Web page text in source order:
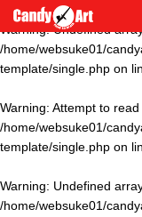
Warning: Undefined
/home/websuke01/
template/single.php on
Warning: Attempt to
/home/websuke01/
template/single.php on
Warning: Undefined
/home/websuke01/